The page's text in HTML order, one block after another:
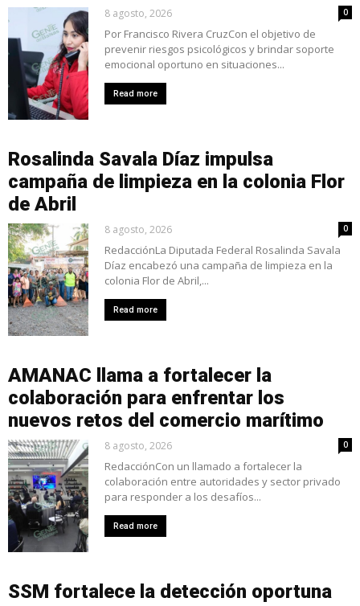
8 agosto, 2026 0
Por Francisco Rivera CruzCon el objetivo de
prevenir riesgos psicológicos y brindar soporte
emocional oportuno en situaciones...
Read more
Rosalinda Savala Díaz impulsa
campaña de limpieza en la colonia Flor
de Abril
8 agosto, 2026 0
RedacciónLa Diputada Federal Rosalinda Savala
Díaz encabezó una campaña de limpieza en la
colonia Flor de Abril,...
Read more
AMANAC llama a fortalecer la
colaboración para enfrentar los
nuevos retos del comercio marítimo
8 agosto, 2026 0
RedacciónCon un llamado a fortalecer la
colaboración entre autoridades y sector privado
para responder a los desafíos...
Read more
SSM fortalece la detección oportuna